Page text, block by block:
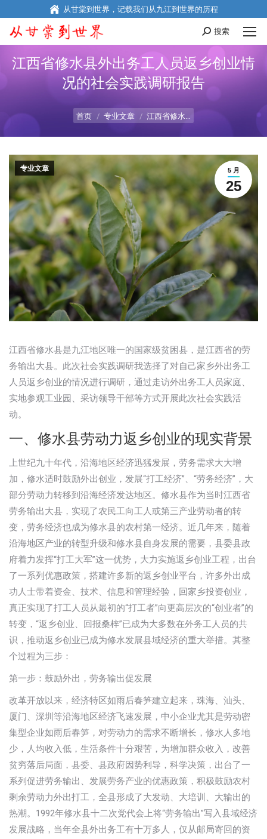
从甘棠到世界，记载我们从九江到世界的历程
Search:
搜索
江西省修水县外出务工人员返乡创业情
况的社会实践调研报告
首页 专业文章 江西省修水…
5 月
25
专业文章
江西省修水县是九江地区唯一的国家级贫困县，是江西省的劳
务输出大县。此次社会实践调研我选择了对自己家乡外出务工
人员返乡创业的情况进行调研，通过走访外出务工人员家庭、
实地参观工业园、采访领导干部等方式开展此次社会实践活
动。
一、修水县劳动力返乡创业的现实背景
上世纪九十年代，沿海地区经济迅猛发展，劳务需求大大增
加，修水适时鼓励外出创业，发展“打工经济”、“劳务经济”，大
部分劳动力转移到沿海经济发达地区。修水县作为当时江西省
劳务输出大县，实现了农民工向工人或第三产业劳动者的转
变，劳务经济也成为修水县的农村第一经济。近几年来，随着
沿海地区产业的转型升级和修水县自身发展的需要，县委县政
府着力发挥“打工大军”这一优势，大力实施返乡创业工程，出台
了一系列优惠政策，搭建许多新的返乡创业平台，许多外出成
功人士带着资金、技术、信息和管理经验，回家乡投资创业，
真正实现了打工人员从最初的“打工者”向更高层次的“创业者”的
转变，“返乡创业、回报桑梓”已成为大多数在外务工人员的共
识，推动返乡创业已成为修水发展县域经济的重大举措。其整
个过程为三步：
第一步：鼓励外出，劳务输出促发展
改革开放以来，经济特区如雨后春笋建立起来，珠海、汕头、
厦门、深圳等沿海地区经济飞速发展，中小企业尤其是劳动密
集型企业如雨后春笋，对劳动力的需求不断增长，修水人多地
少，人均收入低，生活条件十分艰苦，为增加群众收入，改善
贫穷落后局面，县委、县政府因势利导，科学决策，出台了一
系列促进劳务输出、发展劳务产业的优惠政策，积极鼓励农村
剩余劳动力外出打工，全县形成了大发动、大培训、大输出的
热潮。1992年修水县十二次党代会上将“劳务输出”写入县域经济
发展战略，当年全县外出务工有十万多人，仅从邮局寄回的资